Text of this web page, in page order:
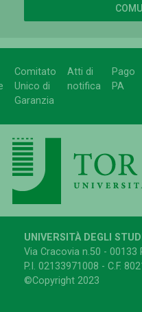
Comitato
Unico di
Garanzia
Atti di
notifica
Pago
PA
UNIVERSITÀ DEGLI
Via Cracovia n.50 - 00133
P.I. 02133971008 - C.F.
©Copyright 2023